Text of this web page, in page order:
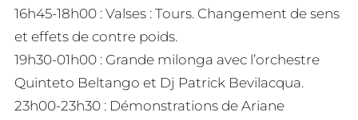
16h45-18h00 : Valses : Tours. Changement de sens
et effets de contre poids.
19h30-01h00 : Grande milonga avec l’orchestre
Quinteto Beltango et Dj Patrick Bevilacqua.
23h00-23h30 : Démonstrations de Ariane